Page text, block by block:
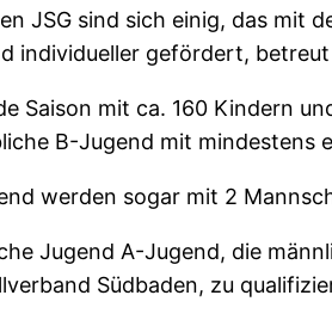
JSG sind sich einig, das mit
individueller gefördert,
Saison mit ca. 160 Kindern
B-Jugend mit mindestens
werden sogar mit 2
Jugend A-Jugend, die
Südbaden, zu